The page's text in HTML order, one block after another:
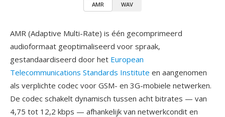
AMR WAV
AMR (Adaptive Multi-Rate) is één gecomprimeerd
audioformaat geoptimaliseerd voor spraak,
gestandaardiseerd door het European
Telecommunications Standards Institute en aangenomen
als verplichte codec voor GSM- en 3G-mobiele netwerken.
De codec schakelt dynamisch tussen acht bitrates — van
4,75 tot 12,2 kbps — afhankelijk van netwerkcondit en